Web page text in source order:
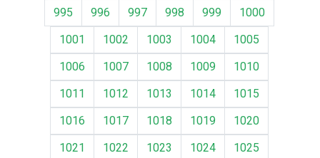
995
996 997 998 999
1000
1001
1002 1003 1004
1005
1006
1007 1008 1009
1010
1011
1012 1013 1014
1015
1016
1017 1018 1019
1020
1021
1022 1023 1024
1025